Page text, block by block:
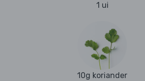
1 ui
10g koriander